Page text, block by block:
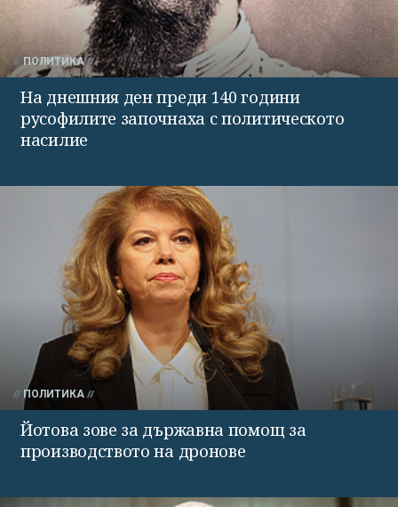
ПОЛИТИКА
На днешния ден преди 140 години
русофилите започнаха с политическото
насилие
ПОЛИТИКА
Йотова зове за държавна помощ за
производството на дронове